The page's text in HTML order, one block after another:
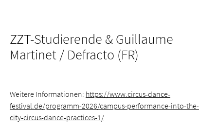
ZZT-Studierende & Guillaume
Martinet / Defracto (FR)
Weitere Informationen: https://www.circus-dance-
festival.de/programm-2026/campus-performance-into-the-
city-circus-dance-practices-1/